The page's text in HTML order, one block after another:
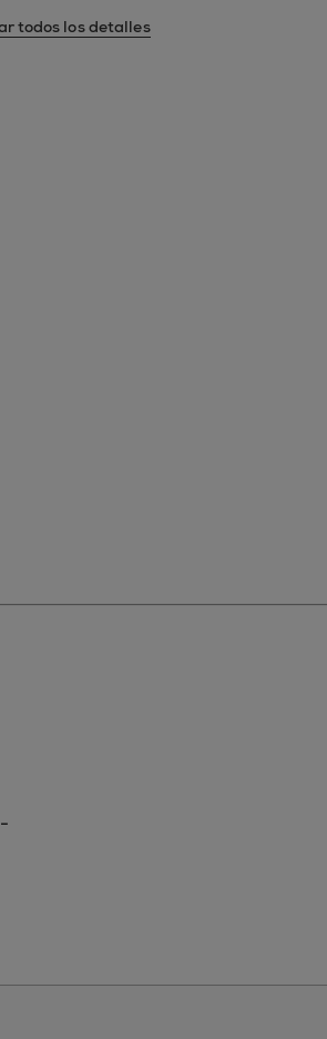
todos los detalles